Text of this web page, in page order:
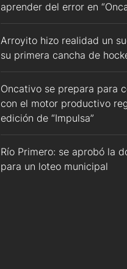
aprender del error en
Arroyito hizo realidad un
su primera cancha de
Oncativo se prepara para
con el motor productivo
edición de “Impulsa”
Río Primero: se aprobó la
para un loteo municipal